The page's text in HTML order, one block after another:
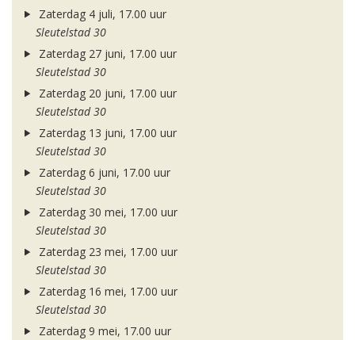
Zaterdag 4 juli, 17.00 uur
Sleutelstad 30
Zaterdag 27 juni, 17.00 uur
Sleutelstad 30
Zaterdag 20 juni, 17.00 uur
Sleutelstad 30
Zaterdag 13 juni, 17.00 uur
Sleutelstad 30
Zaterdag 6 juni, 17.00 uur
Sleutelstad 30
Zaterdag 30 mei, 17.00 uur
Sleutelstad 30
Zaterdag 23 mei, 17.00 uur
Sleutelstad 30
Zaterdag 16 mei, 17.00 uur
Sleutelstad 30
Zaterdag 9 mei, 17.00 uur